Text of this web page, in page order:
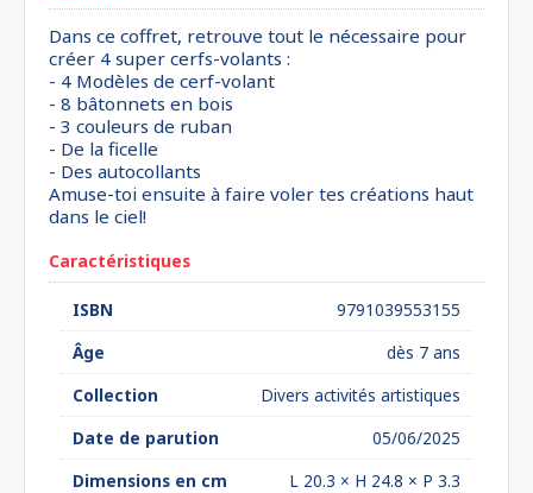
Dans ce coffret, retrouve tout le nécessaire pour
créer 4 super cerfs-volants :
- 4 Modèles de cerf-volant
- 8 bâtonnets en bois
- 3 couleurs de ruban
- De la ficelle
- Des autocollants
Amuse-toi ensuite à faire voler tes créations haut
dans le ciel!
Caractéristiques
ISBN
9791039553155
Âge
dès 7 ans
Collection
Divers activités artistiques
Date de parution
05/06/2025
Dimensions en cm
L 20.3 × H 24.8 × P 3.3